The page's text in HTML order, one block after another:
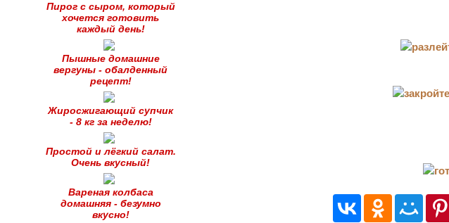
Пирог с сыром, который
хочется готовить
каждый день!
Пышные домашние
вергуны - обалденный
рецепт!
Жиросжигающий супчик
- 8 кг за неделю!
Простой и лёгкий салат.
Очень вкусный!
Вареная колбаса
домашняя - безумно
вкусно!